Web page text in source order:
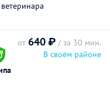
от 640 ₽ / за 30 мин.
В своём районе